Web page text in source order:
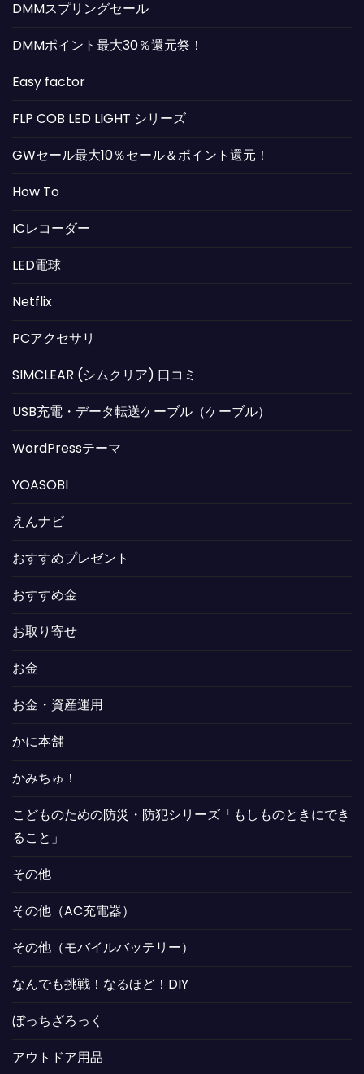
DMMスプリングセール
DMMポイント最大30％還元祭！
Easy factor
FLP COB LED LIGHT シリーズ
GWセール最大10％セール＆ポイント還元！
How To
ICレコーダー
LED電球
Netflix
PCアクセサリ
SIMCLEAR (シムクリア) 口コミ
USB充電・データ転送ケーブル（ケーブル）
WordPressテーマ
YOASOBI
えんナビ
おすすめプレゼント
おすすめ金
お取り寄せ
お金
お金・資産運用
かに本舗
かみちゅ！
こどものための防災・防犯シリーズ「もしものときにでき
ること」
その他
その他（AC充電器）
その他（モバイルバッテリー）
なんでも挑戦！なるほど！DIY
ぼっちざろっく
アウトドア用品